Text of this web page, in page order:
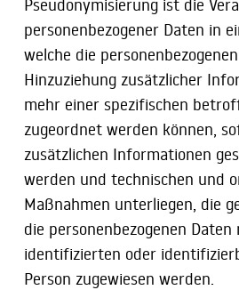
Pseudonymisierung ist die
personenbezogener Daten in
welche die
Hinzuziehung zusätzlicher
mehr einer spezifischen
zugeordnet werden können,
zusätzlichen Informationen
werden und technischen und
Maßnahmen unterliegen, die
die personenbezogenen
identifizierten oder
Person zugewiesen werden.